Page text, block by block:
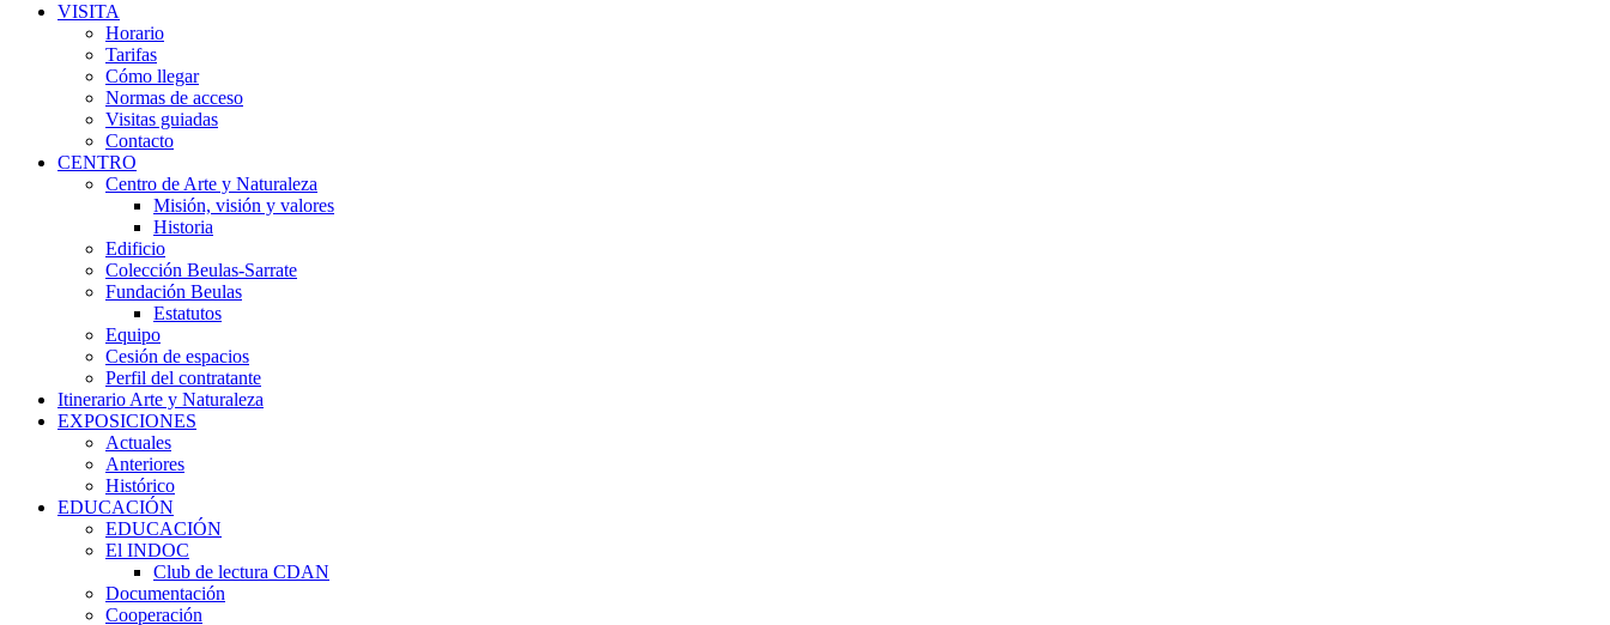
VISITA
Horario
Tarifas
Cómo llegar
Normas de acceso
Visitas guiadas
Contacto
CENTRO
Centro de Arte y Naturaleza
Misión, visión y valores
Historia
Edificio
Colección Beulas-Sarrate
Fundación Beulas
Estatutos
Equipo
Cesión de espacios
Perfil del contratante
Itinerario Arte y Naturaleza
EXPOSICIONES
Actuales
Anteriores
Histórico
EDUCACIÓN
EDUCACIÓN
El INDOC
Club de lectura CDAN
Documentación
Cooperación